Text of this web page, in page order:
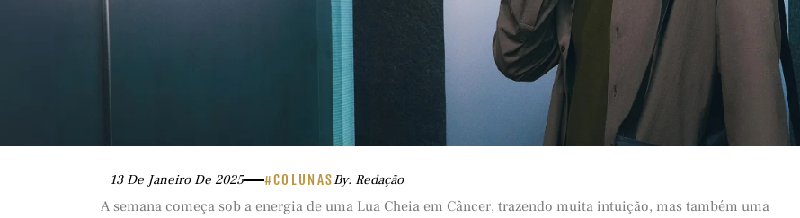
13 De Janeiro De 2025 #COLUNASBy: Redação
A semana começa sob a energia de uma Lua Cheia em Câncer, trazendo muita intuição, mas também uma